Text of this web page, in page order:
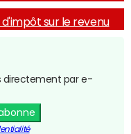
d'impôt sur le revenu
directement par e-